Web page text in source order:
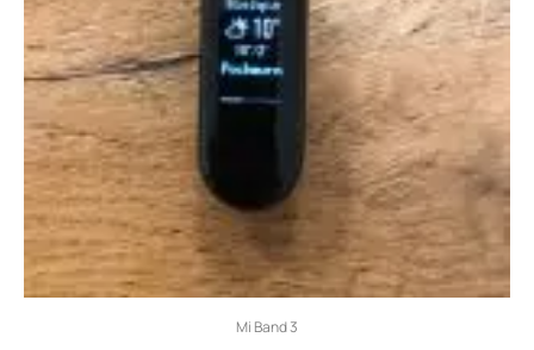
Mi Band 3